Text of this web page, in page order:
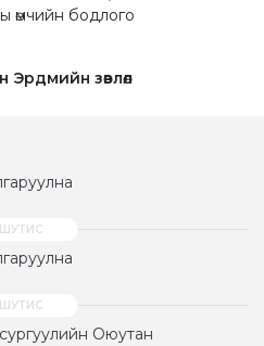
бодлого
зөвлөл
Оюутан